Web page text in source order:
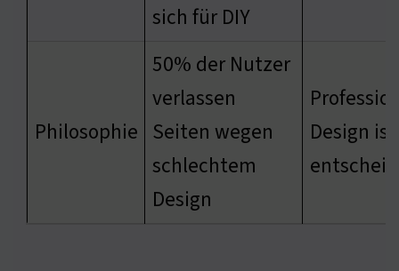
sich für DIY
Philosophie
50% der Nutzer
verlassen
Seiten wegen
schlechtem
Design
Design ist